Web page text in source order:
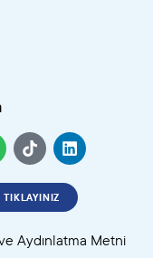
Aydınlatma Metni